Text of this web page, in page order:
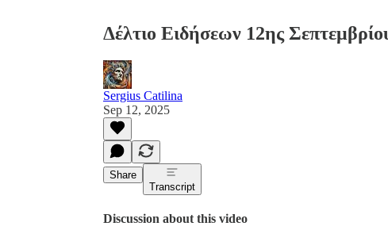
Δέλτιο Ειδήσεων 12ης
Sergius Catilina
Sep 12, 2025
Share
Transcript
Discussion about this video